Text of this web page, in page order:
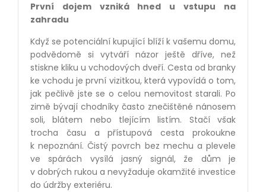
První dojem vzniká hned u vstupu na
zahradu
Když se potenciální kupující blíží k vašemu domu,
podvědomě si vytváří názor ještě dříve, než
stiskne kliku u vchodových dveří. Cesta od branky
ke vchodu je první vizitkou, která vypovídá o tom,
jak pečlivě jste se o celou nemovitost starali. Po
zimě bývají chodníky často znečištěné nánosem
soli, blátem nebo tlejícím listím. Stačí však
trocha času a přístupová cesta prokoukne
k nepoznání. Čistý povrch bez mechu a plevele
ve spárách vysílá jasný signál, že dům je
v dobrých rukou a nevyžaduje okamžité investice
do údržby exteriéru.